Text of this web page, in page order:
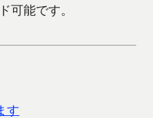
可能です。
す